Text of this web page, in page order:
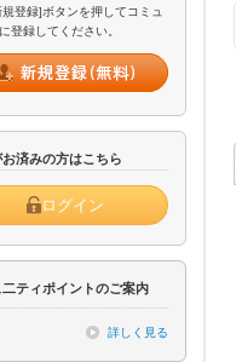
登録]ボタンを押してコミュ
登録してください。
済みの方はこちら
ログイン
二ティポイントのご案内
詳しく見る